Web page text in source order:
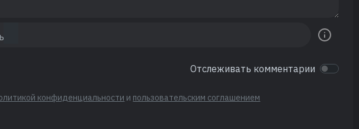
Отслеживать комментарии
конфиденциальности и пользовательским соглашением